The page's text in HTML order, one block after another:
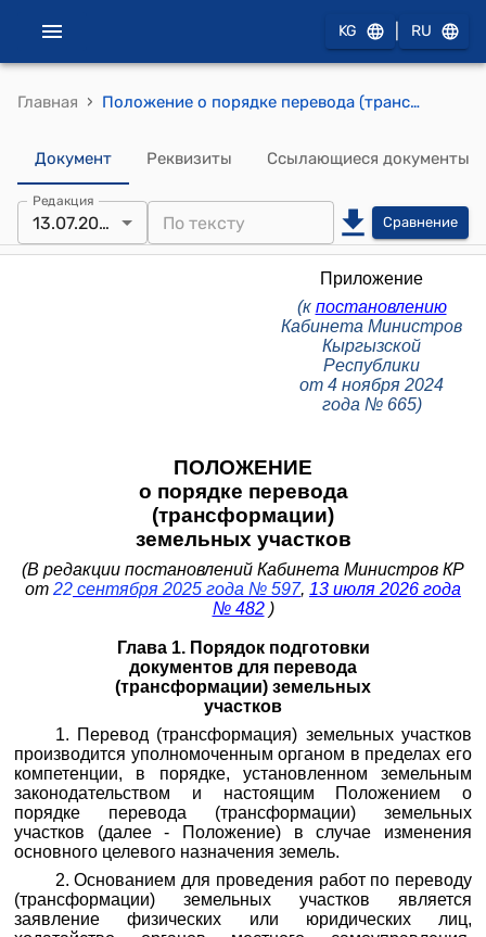
KG RU
Главная › Положение о порядке перевода (трансформации) земельных участков (к постановлению Кабинета Министров КР от 4 ноября 2024 года № 665)
Документ Реквизиты Ссылающиеся документы
Редакция
13.07.2026 Сравнение